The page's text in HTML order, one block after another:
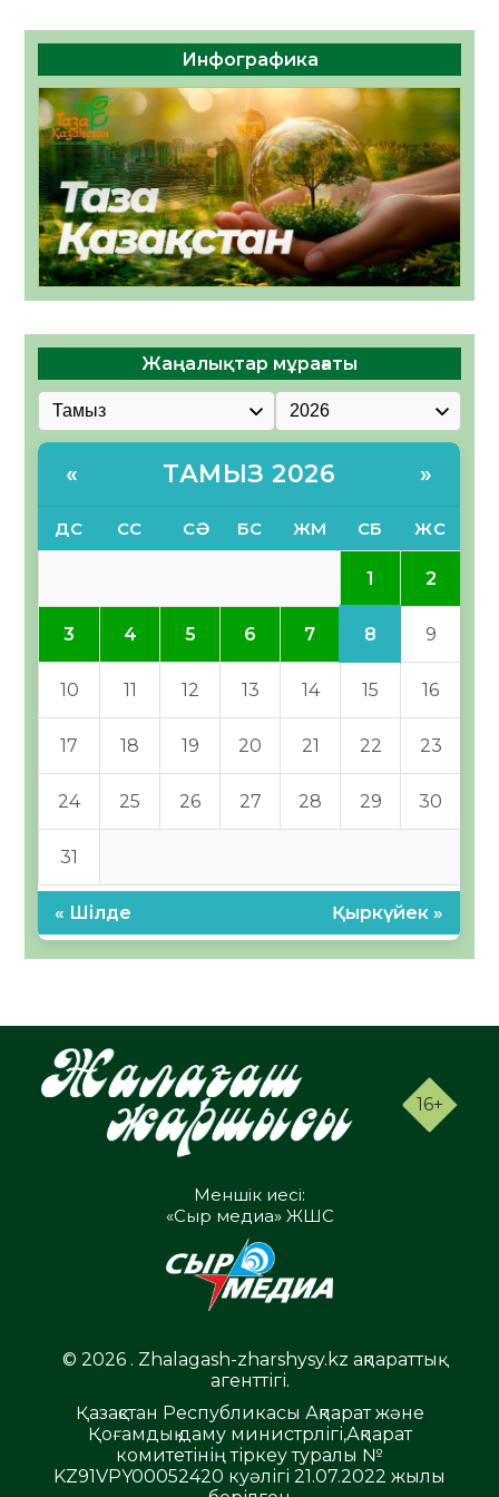
Инфографика
Жаңалықтар мұрағаты
« ТАМЫЗ 2026 »
ДС СС СӘ БС ЖМ СБ ЖС
1 2
3 4 5 6 7 8 9
10 11 12 13 14 15 16
17 18 19 20 21 22 23
24 25 26 27 28 29 30
31
« Шілде Қыркүйек »
16+
Меншік иесі:
«Сыр медиа» ЖШС
© 2026 . Zhalagash-zharshysy.kz ақпараттық
агенттігі.
Қазақстан Республикасы Ақпарат және
Қоғамдық даму министрлігі,Ақпарат
комитетінің тіркеу туралы №
KZ91VPY00052420 куәлігі 21.07.2022 жылы